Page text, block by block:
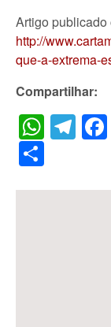
Artigo
http://
que-a-extrema-
Compartilhar: